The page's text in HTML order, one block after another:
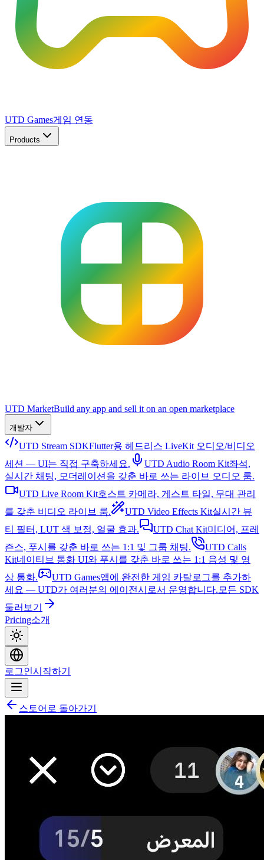
UTD Games게임 연동
Products
UTD MarketBuild any app and sell it on an open marketplace
개발자
UTD Stream SDKFlutter용 헤드리스 LiveKit 오디오/비디오
세션 — UI는 직접 구축하세요.
UTD Audio Room Kit좌석,
실시간 채팅, 모더레이션을 갖춘 바로 쓰는 라이브 오디오 룸.
UTD Live Room Kit호스트 카메라, 게스트 타일, 무대 관리
를 갖춘 비디오 라이브 룸.
UTD Video Effects Kit실시간 뷰
티 필터, LUT 색 보정, 얼굴 효과.
UTD Chat Kit미디어, 프레
즌스, 푸시를 갖춘 바로 쓰는 1:1 및 그룹 채팅.
UTD Calls
Kit네이티브 통화 UI와 푸시를 갖춘 바로 쓰는 1:1 음성 및 영
상 통화.
UTD Games앱에 완전한 게임 카탈로그를 추가하
세요 — UTD가 여러분의 에이전시로서 운영합니다. 모든 SDK
둘러보기
Pricing소개
로그인시작하기
스토어로 돌아가기